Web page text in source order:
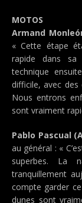
MOTOS
Armand
« Cette étape
rapide dans sa
technique
difficile, avec
Nous entrons
sont vraiment
Pablo Pascual
au général : «
superbes. La
tranquillement
compte garder
dunes sont